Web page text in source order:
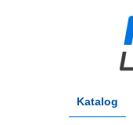
Katalog